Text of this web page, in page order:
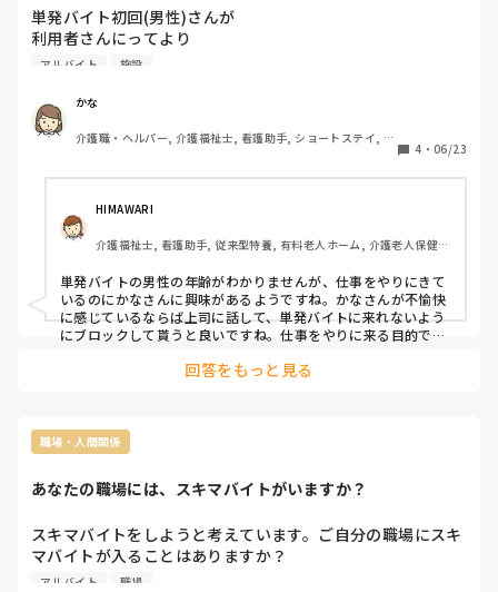
単発バイト初回(男性)さんが
利用者さんにってより
私にめちゃくちゃコミュニケーション
嫌ってわけじゃないけど「下の名前なに？」
「若そうだね」「どこに住んでるの？」って
仕事に関係ないじゃんって思ってしまった。
悪い人じゃないとは思うけど
なんで私に質問？って疑問に思ってしまった。
性格悪いなぁ私って思った😭😭
アルバイト 施設
かな
介護職・ヘルパー, 介護福祉士, 看護助手, ショートステイ, 初
4 ・ 06/23
HIMAWARI
介護福祉士, 看護助手, 従来型特養, 有料老人ホーム, 介護老人保健施
院, 初任者研修, 実務者研修, ユニット型特養, 小規模多機能型居宅介
護
単発バイトの男性の年齢がわかりませんが、仕事をやりにきて
いるのにかなさんに興味があるようですね。かなさんが不愉快
に感じているならば上司に話して、単発バイトに来れないよう
にブロックして貰うと良いですね。仕事をやりに来る目的では
回答をもっと見る
職場・人間関係
あなたの職場には、スキマバイトがいますか？
スキマバイトをしようと考えています。ご自分の職場にスキ
マバイトが入ることはありますか？
スキマバイトとして入る際に、気をつけることがあれば教え
アルバイト 職場